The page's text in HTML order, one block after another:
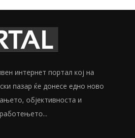
интернет портал кој на
пазар ќе донесе едно ново
објективноста и